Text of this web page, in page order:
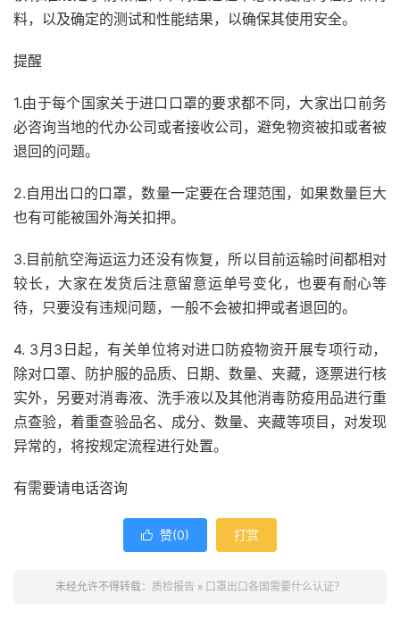
料，以及确定的测试和性能结果，以确保其使用安全。
提醒
1.由于每个国家关于进口口罩的要求都不同，大家出口前务
必咨询当地的代办公司或者接收公司，避免物资被扣或者被
退回的问题。
2.自用出口的口罩，数量一定要在合理范围，如果数量巨大
也有可能被国外海关扣押。
3.目前航空海运运力还没有恢复，所以目前运输时间都相对
较长，大家在发货后注意留意运单号变化，也要有耐心等
待，只要没有违规问题，一般不会被扣押或者退回的。
4. 3月3日起，有关单位将对进口防疫物资开展专项行动，
除对口罩、防护服的品质、日期、数量、夹藏，逐票进行核
实外，另要对消毒液、洗手液以及其他消毒防疫用品进行重
点查验，着重查验品名、成分、数量、夹藏等项目，对发现
异常的，将按规定流程进行处置。
有需要请电话咨询
 赞(0) 打赏
未经允许不得转载： 质检报告 » 口罩出口各国需要什么认证？